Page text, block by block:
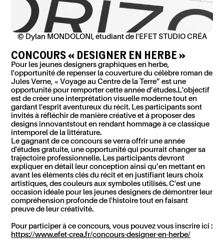
© Dylan MONDOLONI, étudiant de l'EFET STUDIO CRÉA
CONCOURS « DESIGNER EN HERBE »
Pour les jeunes designers graphiques en herbe,
l'opportunité de repenser la couverture du célèbre roman de
Jules Verne, « Voyage au Centre de la Terre” est une
opportunité pour remporter cette année d’études. L'objectif
est de créer une interprétation visuelle moderne tout en
gardant l'esprit aventureux du récit. Les participants sont
invités à réfléchir de manière créative et à proposer des
designs innovantstout en rendant hommage à ce classique
intemporel de la littérature.
Le gagnantde ce concours se verra offrir une année
d'étudesgratuite, une opportunité qui pourrait changer sa
trajectoire professionnelle. Les participants devront
expliquer en détail leur conception ainsi qu’en mettant en
avant les éléments clés du récit eten justifiant leurs choix
artistiques, des couleurs aux symboles utilisés. C'est une
occasion idéale pour les jeunes designers de démontrer leur
compréhension profonde de l'histoire tout en faisant
preuve de leur créativité.
Pour participer à ce concours, vous pouvez vous inscrire ici :
https://www.efet-crea.fr/concours-designer-en-herbe/